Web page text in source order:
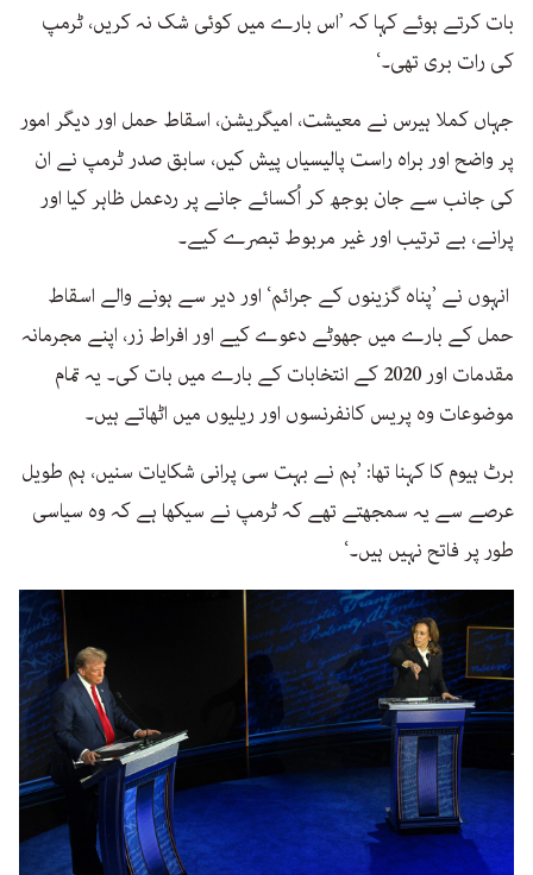
بات کرتے ہوئے کہا کہ ’اس بارے میں کوئی شک نہ کریں، ٹرمپ
کی رات بری تھی۔‘
جہاں کملا ہیرس نے معیشت، امیگریشن، اسقاط حمل اور دیگر امور
پر واضح اور براہ راست پالیسیاں پیش کیں، سابق صدر ٹرمپ نے ان
کی جانب سے جان بوجھ کر اُکسائے جانے پر ردعمل ظاہر کیا اور
پرانے، بے ترتیب اور غیر مربوط تبصرے کیے۔
انہوں نے ’پناہ گزینوں کے جرائم‘ اور دیر سے ہونے والے اسقاط
حمل کے بارے میں جھوٹے دعوے کیے اور افراط زر، اپنے مجرمانہ
مقدمات اور 2020 کے انتخابات کے بارے میں بات کی۔ یہ تمام
موضوعات وہ پریس کانفرنسوں اور ریلیوں میں اٹھاتے ہیں۔
برٹ ہیوم کا کہنا تھا: ’ہم نے بہت سی پرانی شکایات سنیں، ہم طویل
عرصے سے یہ سمجھتے تھے کہ ٹرمپ نے سیکھا ہے کہ وہ سیاسی
طور پر فاتح نہیں ہیں۔‘